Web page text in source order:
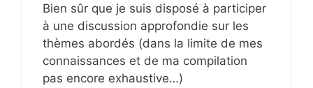
Bien sûr que je suis disposé à participer
à une discussion approfondie sur les
thèmes abordés (dans la limite de mes
connaissances et de ma compilation
pas encore exhaustive…)